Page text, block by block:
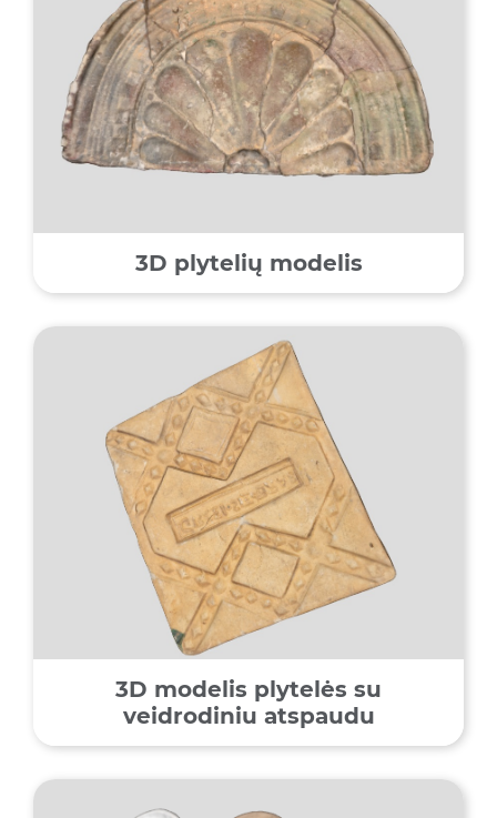
3D plytelių modelis
3D modelis plytelės su
veidrodiniu atspaudu